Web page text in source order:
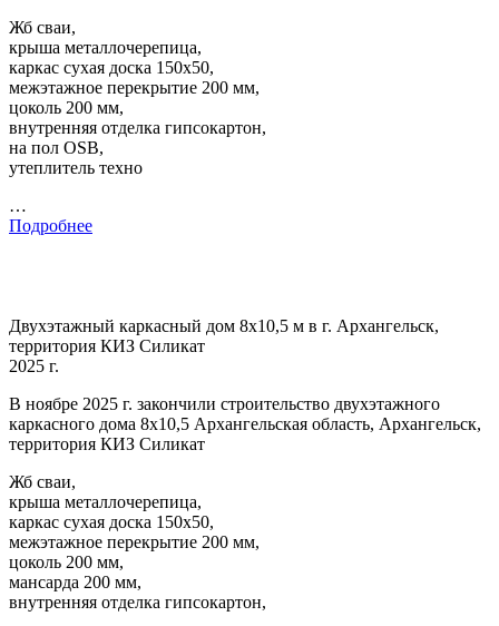
Жб сваи,
крыша металлочерепица,
каркас сухая доска 150х50,
межэтажное перекрытие 200 мм,
цоколь 200 мм,
внутренняя отделка гипсокартон,
на пол OSB,
утеплитель техно
…
Подробнее
Двухэтажный каркасный дом 8х10,5 м в г. Архангельск,
территория КИЗ Силикат
2025 г.
В ноябре 2025 г. закончили строительство двухэтажного
каркасного дома 8х10,5 Архангельская область, Архангельск,
территория КИЗ Силикат
Жб сваи,
крыша металлочерепица,
каркас сухая доска 150х50,
межэтажное перекрытие 200 мм,
цоколь 200 мм,
мансарда 200 мм,
внутренняя отделка гипсокартон,